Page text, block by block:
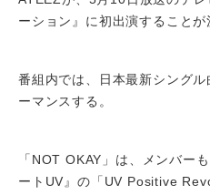
ーション』に初出演することが
番組内では、日本最新シング
ーマンスする。
「NOT OKAY」は、メンバー
ートUV』の「UV Positive